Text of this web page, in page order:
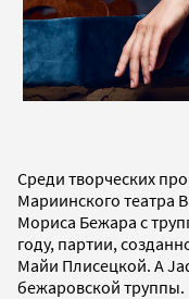
Среди творческих
Мариинского театра
Мориса Бежара с
году, партии,
Майи Плисецкой. А
бежаровской труппы.